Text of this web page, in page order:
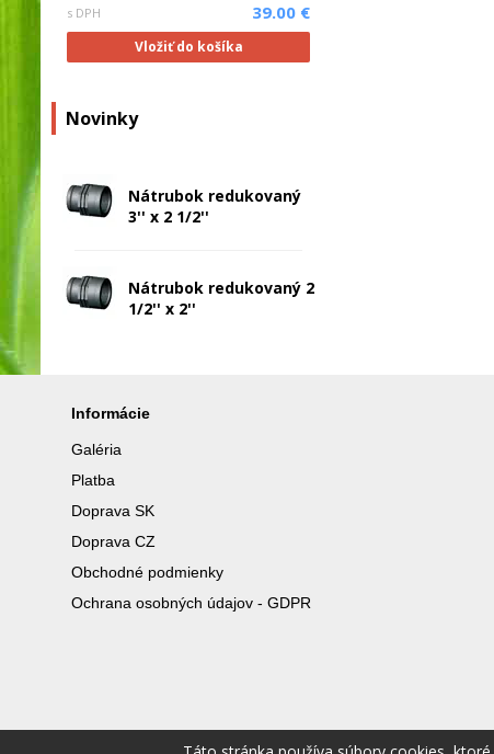
s DPH 39.00 €
Vložiť do košíka
Novinky
Nátrubok redukovaný
3'' x 2 1/2''
Nátrubok redukovaný 2
1/2'' x 2''
Informácie
Galéria
Platba
Doprava SK
Doprava CZ
Obchodné podmienky
Ochrana osobných údajov - GDPR